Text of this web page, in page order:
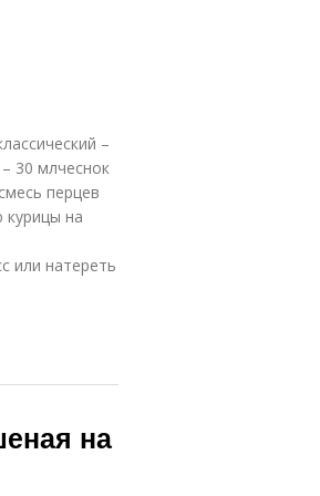
–
30 млчеснок
перцев
на
или натереть
на